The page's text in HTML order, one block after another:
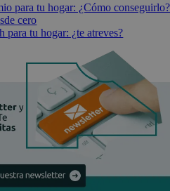
para tu hogar: ¿Cómo conseguirlo?
cero
tu hogar: ¿te atreves?